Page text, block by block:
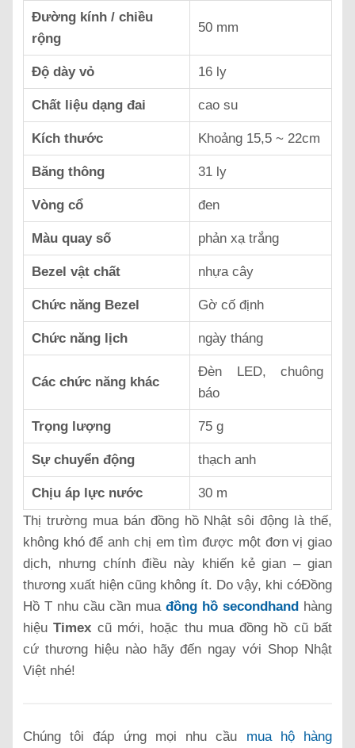
Đường kính / chiều
rộng
50 mm
Độ dày vỏ 16 ly
Chất liệu dạng đai cao su
Kích thước Khoảng 15,5 ~ 22cm
Băng thông 31 ly
Vòng cổ đen
Màu quay số phản xạ trắng
Bezel vật chất nhựa cây
Chức năng Bezel Gờ cố định
Chức năng lịch ngày tháng
Các chức năng khác
Đèn LED, chuông
báo
Trọng lượng 75 g
Sự chuyển động thạch anh
Chịu áp lực nước
30 m
Thị trường mua bán đồng hồ Nhật sôi động là thế,
không khó để anh chị em tìm được một đơn vị giao
dịch, nhưng chính điều này khiến kẻ gian – gian
thương xuất hiện cũng không ít. Do vậy, khi cóĐồng
Hồ T nhu cầu cần mua đồng hồ secondhand hàng
hiệuTimex cũ mới, hoặc thu mua đồng hồ cũ bất
cứ thương hiệu nào hãy đến ngay với Shop Nhật
Việt nhé!
Chúng tôi đáp ứng mọi nhu cầu mua hộ hàng